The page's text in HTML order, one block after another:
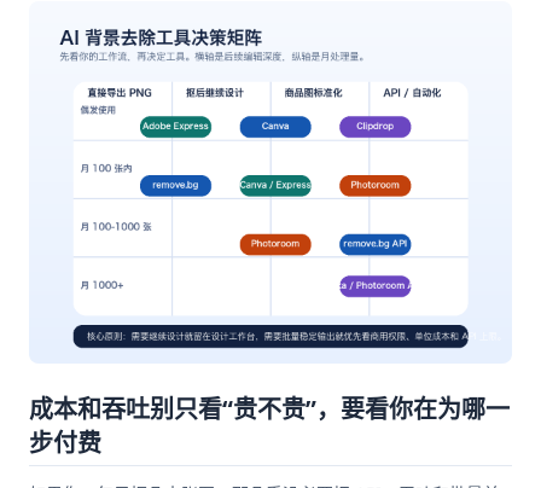
成本和吞吐别只看“贵不贵”，要看你在为哪一
步付费